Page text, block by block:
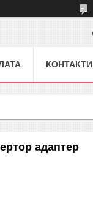
КОНТАКТИ
адаптер